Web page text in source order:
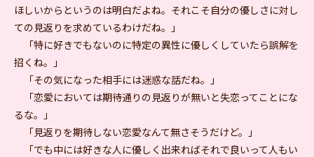
ほしいからというのは明白だよね。それこそ自分の優しさに対し
ての見返りを求めているわけだね。」
「特に好きでもないのに特定の異性に優しくしていたら誤解を
招くね。」
「その気になった相手には迷惑な話だね。」
「恋愛においては期待通りの見返りが無いと失恋ってことにな
るな。」
「見返りを期待しない恋愛なんて無さそうだけど。」
「でも中には好きな人に優しく出来ればそれで良いって人もい